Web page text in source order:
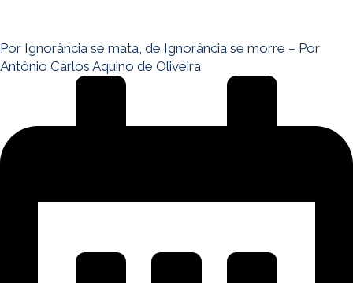
Por Ignorância se mata, de Ignorância se morre – Por
Antônio Carlos Aquino de Oliveira